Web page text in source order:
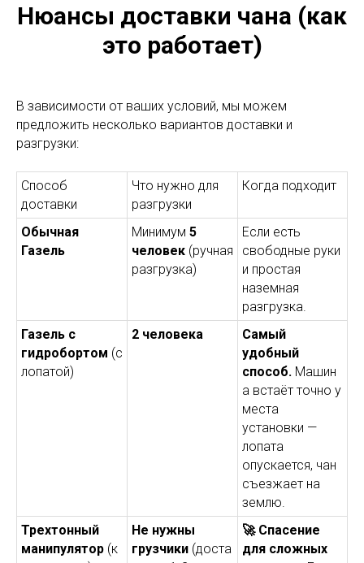
Нюансы доставки чана (как
это работает)
В зависимости от ваших условий, мы можем
предложить несколько вариантов доставки и
разгрузки:
Способ
доставки
Что нужно для
разгрузки
Когда подходит
Обычная
Газель
Минимум 5
человек (ручная
разгрузка)
Если есть
свободные руки
и простая
наземная
разгрузка.
Газель с
гидробортом (с
лопатой)
2 человека
Самый
удобный
способ. Машин
а встаёт точно у
места
установки —
лопата
опускается, чан
съезжает на
землю.
Трехтонный
манипулятор (к
Не нужны
грузчики (доста
🚀 Спасение
для сложных